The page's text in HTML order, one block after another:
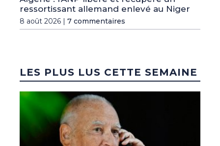
ressortissant allemand enlevé au Niger
8 août 2026 | 7 commentaires
LES PLUS LUS CETTE SEMAINE